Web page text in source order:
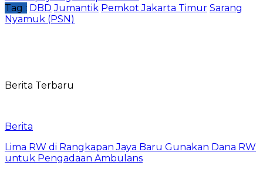
Tag : DBD Jumantik Pemkot Jakarta Timur Sarang
Nyamuk (PSN)
Berita Terbaru
Berita
Lima RW di Rangkapan Jaya Baru Gunakan Dana RW
untuk Pengadaan Ambulans